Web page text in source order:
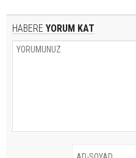
HABERE YORUM KAT